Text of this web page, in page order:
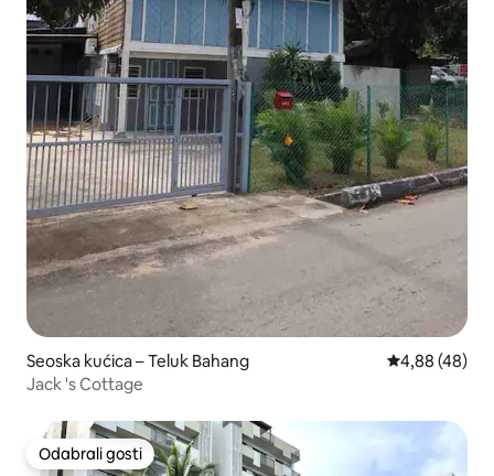
Seoska kućica – Teluk Bahang Prosječna
4,88 (48)
Jack 's Cottage
Odabrali gosti
Odabrali gosti